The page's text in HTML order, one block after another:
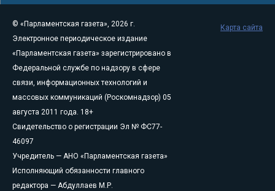
© «Парламентская газета», 2026 г.
Электронное периодическое издание
«Парламентская газета» зарегистрировано в
Федеральной службе по надзору в сфере
связи, информационных технологий и
массовых коммуникаций (Роскомнадзор) 05
августа 2011 года. 18+
Свидетельство о регистрации Эл № ФС77-
46097
Учредитель — АНО «Парламентская газета»
Исполняющий обязанности главного
редактора — Абдуллаев М.Р.
Карта сайта